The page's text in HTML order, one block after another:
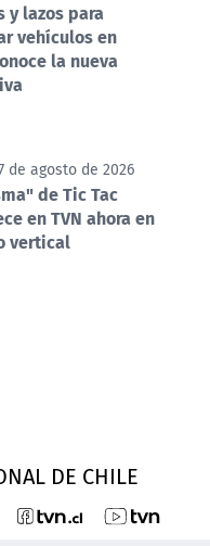
y lazos para
vehículos en
la nueva
de agosto de 2026
de Tic Tac
en TVN ahora en
vertical
DE CHILE